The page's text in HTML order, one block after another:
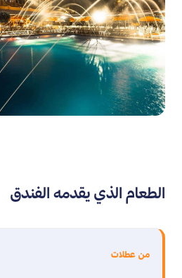
الطعام الذي يقدمه الفندق
من عطلات